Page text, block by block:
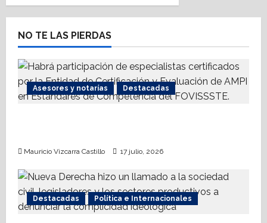
a
v
i
g
o
n
NO TE LAS PIERDAS
Asesores y notarías Destacadas
Mauricio Vizcarra Castillo 17 julio, 2026
Destacadas Política e Internacionales